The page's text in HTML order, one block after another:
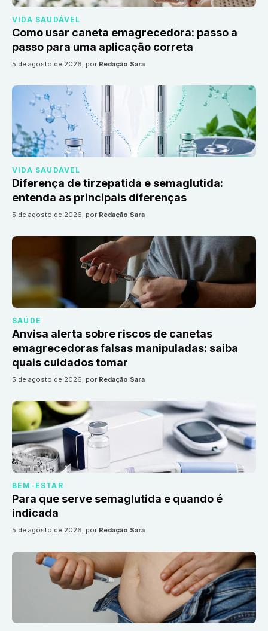
VIDA SAUDÁVEL
Como usar caneta emagrecedora: passo a
passo para uma aplicação correta
5 de agosto de 2026, por Redação Sara
VIDA SAUDÁVEL
Diferença de tirzepatida e semaglutida:
entenda as principais diferenças
5 de agosto de 2026, por Redação Sara
SAÚDE
Anvisa alerta sobre riscos de canetas
emagrecedoras falsas manipuladas: saiba
quais cuidados tomar
5 de agosto de 2026, por Redação Sara
BEM-ESTAR
Para que serve semaglutida e quando é
indicada
5 de agosto de 2026, por Redação Sara